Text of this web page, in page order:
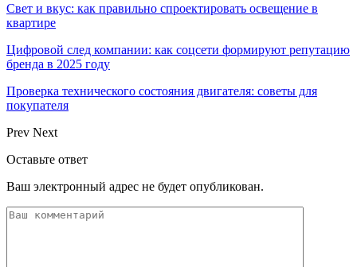
Свет и вкус: как правильно спроектировать освещение в
квартире
Цифровой след компании: как соцсети формируют репутацию
бренда в 2025 году
Проверка технического состояния двигателя: советы для
покупателя
Prev Next
Оставьте ответ
Ваш электронный адрес не будет опубликован.